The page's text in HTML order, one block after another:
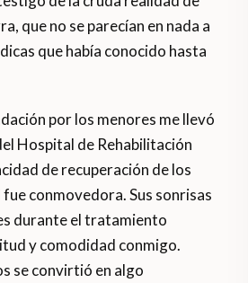
que no se parecían en nada a
que había conocido hasta
por los menores me llevó
Hospital de Rehabilitación
de recuperación de los
conmovedora. Sus sonrisas
durante el tratamiento
y comodidad conmigo.
se convirtió en algo